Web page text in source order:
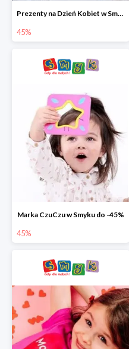
Prezenty na Dzień Kobiet w Smyku do -45%
45%
Marka CzuCzu w Smyku do -45%
45%